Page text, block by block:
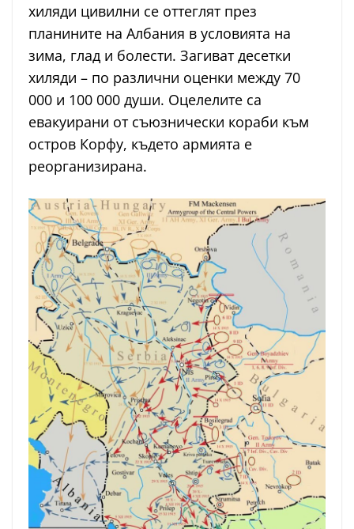
хиляди цивилни се оттеглят през
планините на Албания в условията на
зима, глад и болести. Загиват десетки
хиляди – по различни оценки между 70
000 и 100 000 души. Оцелелите са
евакуирани от съюзнически кораби към
остров Корфу, където армията е
реорганизирана.